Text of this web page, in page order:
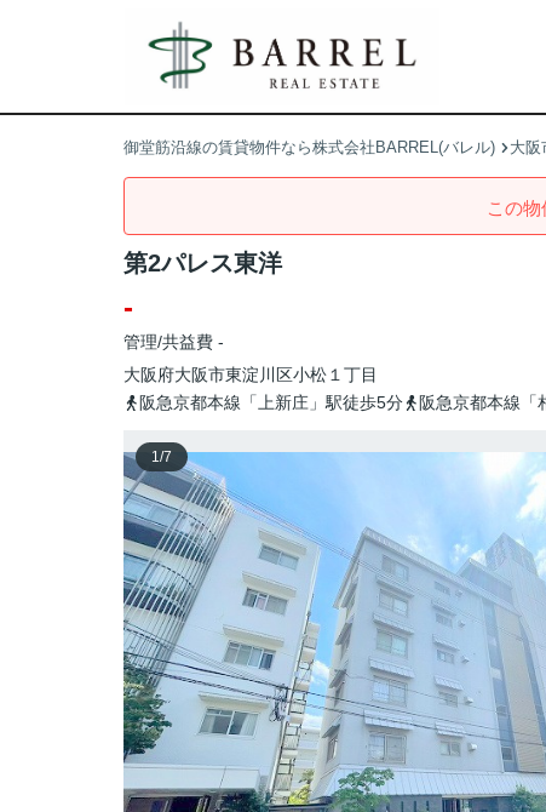
御堂筋沿線の賃貸物件なら株式会社BARREL(バレル) 大阪
この物
第2パレス東洋
-
管理/共益費 -
大阪府大阪市東淀川区小松 １丁目
阪急京都本線「上新庄」駅徒歩5分
阪急京都本線「
1/7